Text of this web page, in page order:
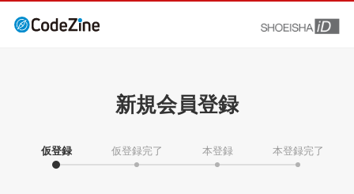
新規会員登録
仮登録 仮登録完了 本登録 本登録完了